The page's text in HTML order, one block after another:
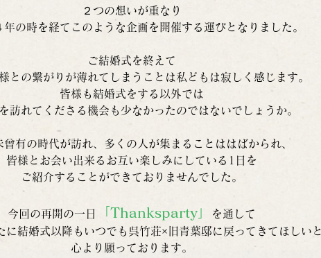
２つの想いが重なり
年の時を経てこのような企画を開催する運びとなりました。
ご結婚式を終えて
との繋がりが薄れてしまうことは私どもは寂しく感じます。
皆様も結婚式をする以外では
訪れてくださる機会も少なかったのではないでしょうか。
曾有の時代が訪れ、多くの人が集まることははばかられ、
皆様とお会い出来るお互い楽しみにしている1日を
ご紹介することができておりませんでした。
今回の再開の一日 「Thanksparty」
を通して
に結婚式以降もいつでも呉竹荘×旧青葉邸に戻ってきてほしいと
心より願っております。